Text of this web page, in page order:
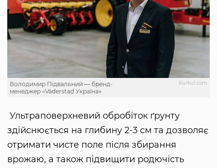
Kurkul.com
Володимир Підвальний — бренд-
менеджер «Väderstad Україна»
Ультраповерхневий обробіток ґрунту
здійснюється на глибину 2-3 см та дозволяє
отримати чисте поле після збирання
врожаю, а також підвищити родючість